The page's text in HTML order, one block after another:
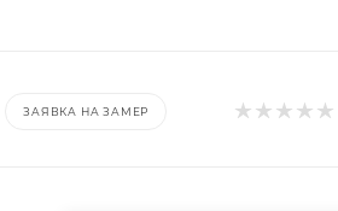
ЗАЯВКА НА ЗАМЕР